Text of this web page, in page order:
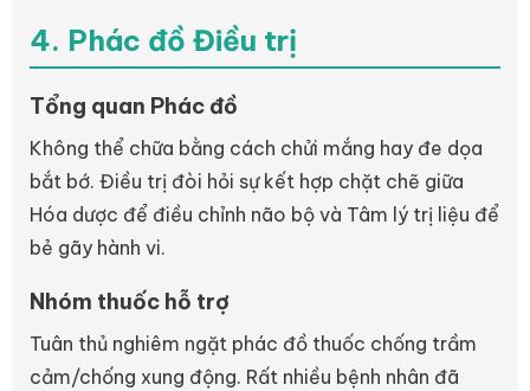
4. Phác đồ Điều trị
Tổng quan Phác đồ
Không thể chữa bằng cách chửi mắng hay đe dọa
bắt bớ. Điều trị đòi hỏi sự kết hợp chặt chẽ giữa
Hóa dược để điều chỉnh não bộ và Tâm lý trị liệu để
bẻ gãy hành vi.
Nhóm thuốc hỗ trợ
Tuân thủ nghiêm ngặt phác đồ thuốc chống trầm
cảm/chống xung động. Rất nhiều bệnh nhân đã